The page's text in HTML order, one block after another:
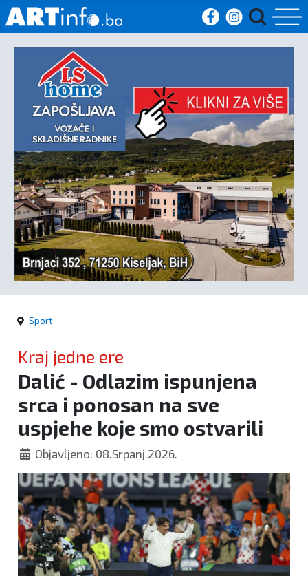
Početna
Vijesti
Sport
Kultura
Crna
kronika
Politika
Sport
Kraj jedne ere
Dalić - Odlazim ispunjena
srca i ponosan na sve
uspjehe koje smo ostvarili
Objavljeno: 08.Srpanj.2026.